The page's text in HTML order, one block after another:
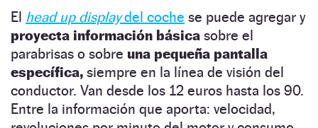
El head up displaydel coche se puede agregar y
proyecta información básica sobre el
parabrisas o sobre una pequeña pantalla
específica, siempre en la línea de visión del
conductor. Van desde los 12 euros hasta los 90.
Entre la información que aporta: velocidad,